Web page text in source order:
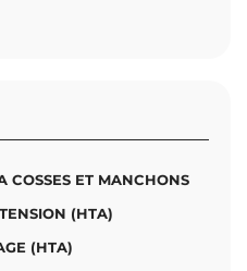
COSSES ET MANCHONS
(HTA)
(HTA)